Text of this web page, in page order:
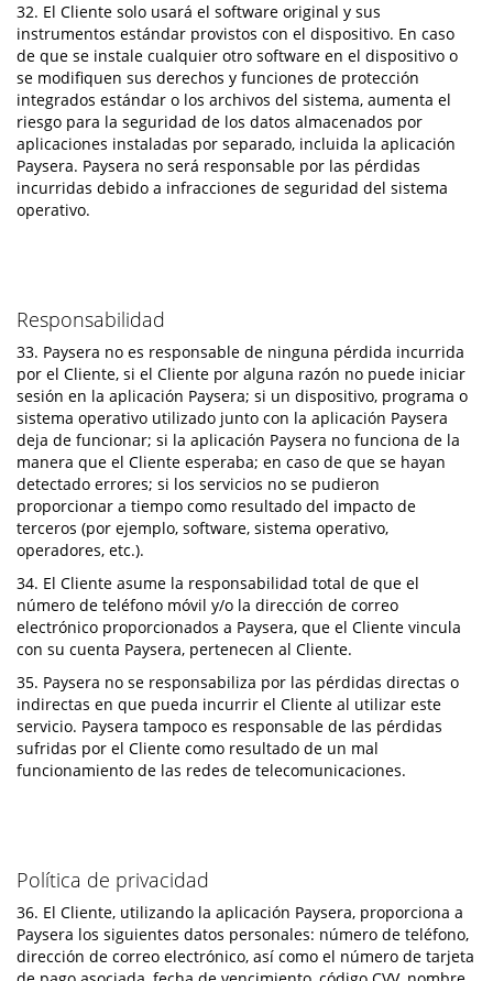
32. El Cliente solo usará el software original y sus
instrumentos estándar provistos con el dispositivo. En caso
de que se instale cualquier otro software en el dispositivo o
se modifiquen sus derechos y funciones de protección
integrados estándar o los archivos del sistema, aumenta el
riesgo para la seguridad de los datos almacenados por
aplicaciones instaladas por separado, incluida la aplicación
Paysera. Paysera no será responsable por las pérdidas
incurridas debido a infracciones de seguridad del sistema
operativo.
Responsabilidad
33. Paysera no es responsable de ninguna pérdida incurrida
por el Cliente, si el Cliente por alguna razón no puede iniciar
sesión en la aplicación Paysera; si un dispositivo, programa o
sistema operativo utilizado junto con la aplicación Paysera
deja de funcionar; si la aplicación Paysera no funciona de la
manera que el Cliente esperaba; en caso de que se hayan
detectado errores; si los servicios no se pudieron
proporcionar a tiempo como resultado del impacto de
terceros (por ejemplo, software, sistema operativo,
operadores, etc.).
34. El Cliente asume la responsabilidad total de que el
número de teléfono móvil y/o la dirección de correo
electrónico proporcionados a Paysera, que el Cliente vincula
con su cuenta Paysera, pertenecen al Cliente.
35. Paysera no se responsabiliza por las pérdidas directas o
indirectas en que pueda incurrir el Cliente al utilizar este
servicio. Paysera tampoco es responsable de las pérdidas
sufridas por el Cliente como resultado de un mal
funcionamiento de las redes de telecomunicaciones.
Política de privacidad
36. El Cliente, utilizando la aplicación Paysera, proporciona a
Paysera los siguientes datos personales: número de teléfono,
dirección de correo electrónico, así como el número de tarjeta